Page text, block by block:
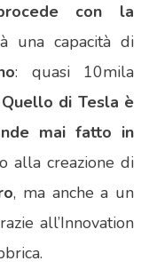
con la
una capacità di
: quasi 10mila
Quello di Tesla è
mai fatto in
alla creazione di
, ma anche a un
all’Innovation